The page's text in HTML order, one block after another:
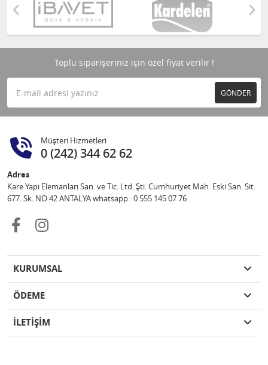
Toplu siparişeriniz için özel fiyat verilir !
GÖNDER
Müşteri Hizmetleri
0 (242) 344 62 62
Adres
Kare Yapı Elemanları San. ve Tic. Ltd. Şti. Cumhuriyet Mah. Eski San. Sit.
677. Sk. NO:42 ANTALYA whatsapp : 0 555 145 07 76
KURUMSAL
ÖDEME
İLETİŞİM